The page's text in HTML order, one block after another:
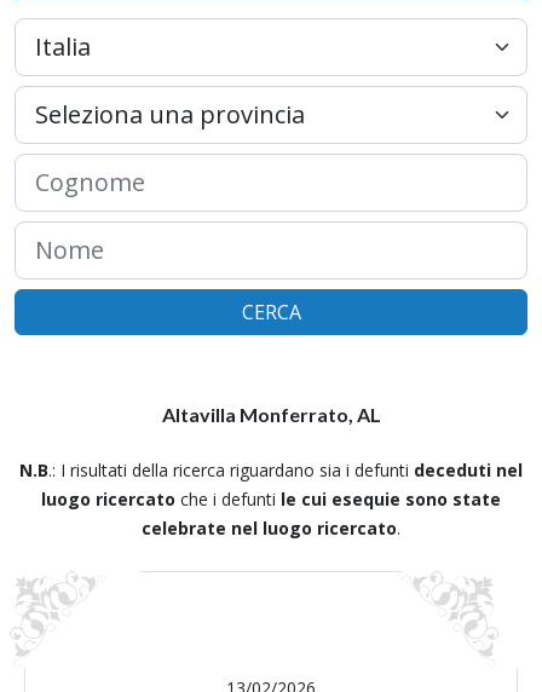
CERCA
Altavilla Monferrato, AL
N.B.: I risultati della ricerca riguardano sia i defunti deceduti nel
luogo ricercato che i defunti le cui esequie sono state
celebrate nel luogo ricercato.